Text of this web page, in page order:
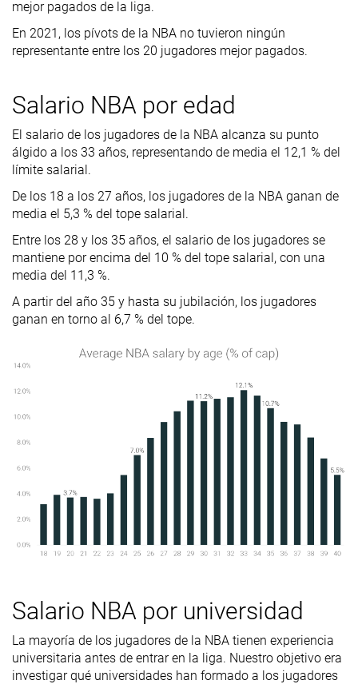
mejor pagados de la liga.
En 2021, los pívots de la NBA no tuvieron ningún
representante entre los 20 jugadores mejor pagados.
Salario NBA por edad
El salario de los jugadores de la NBA alcanza su punto
álgido a los 33 años, representando de media el 12,1 % del
límite salarial.
De los 18 a los 27 años, los jugadores de la NBA ganan de
media el 5,3 % del tope salarial.
Entre los 28 y los 35 años, el salario de los jugadores se
mantiene por encima del 10 % del tope salarial, con una
media del 11,3 %.
A partir del año 35 y hasta su jubilación, los jugadores
ganan en torno al 6,7 % del tope.
Salario NBA por universidad
La mayoría de los jugadores de la NBA tienen experiencia
universitaria antes de entrar en la liga. Nuestro objetivo era
investigar qué universidades han formado a los jugadores